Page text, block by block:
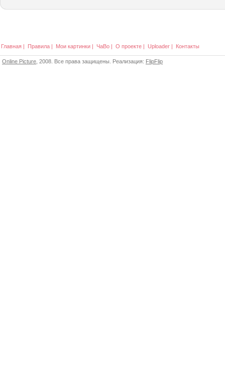
Главная | Правила | Мои картинки | ЧаВо | О проекте | Uploader | Контакты
Online Picture , 2008. Все права защищены. Реализация: FlipFlip